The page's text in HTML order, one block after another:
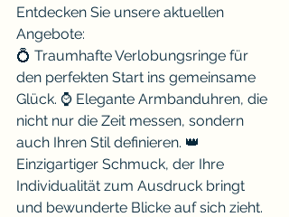
Entdecken Sie unsere aktuellen
Angebote:
💍 Traumhafte Verlobungsringe für
den perfekten Start ins gemeinsame
Glück. ⌚️ Elegante Armbanduhren, die
nicht nur die Zeit messen, sondern
auch Ihren Stil definieren. 👑
Einzigartiger Schmuck, der Ihre
Individualität zum Ausdruck bringt
und bewunderte Blicke auf sich zieht.